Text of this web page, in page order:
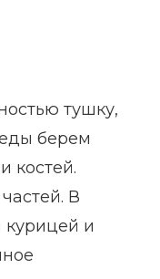
тушку,
берем
костей.
В
курицей и